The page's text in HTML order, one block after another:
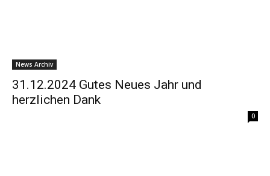
News Archiv
31.12.2024 Gutes Neues Jahr und
herzlichen Dank
0